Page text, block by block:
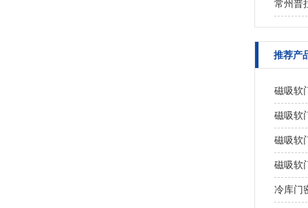
常州普
推荐产
磁吸软
磁吸软
磁吸软
磁吸软
冷库门